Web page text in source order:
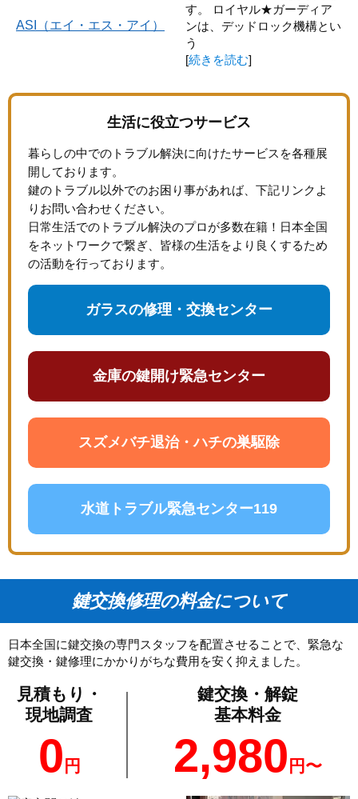
ASI（エイ・エス・アイ）
す。 ロイヤル★ガーディア
ンは、デッドロック機構とい
う
[続きを読む]
生活に役立つサービス
暮らしの中でのトラブル解決に向けたサービスを各種展
開しております。
鍵のトラブル以外でのお困り事があれば、下記リンクよ
りお問い合わせください。
日常生活でのトラブル解決のプロが多数在籍！日本全国
をネットワークで繋ぎ、皆様の生活をより良くするため
の活動を行っております。
ガラスの修理・交換センター
金庫の鍵開け緊急センター
スズメバチ退治・ハチの巣駆除
水道トラブル緊急センター119
鍵交換修理の料金について
日本全国に鍵交換の専門スタッフを配置させることで、緊急な
鍵交換・鍵修理にかかりがちな費用を安く抑えました。
見積もり・
現地調査
0 円
鍵交換・解錠
基本料金
2,980 円〜